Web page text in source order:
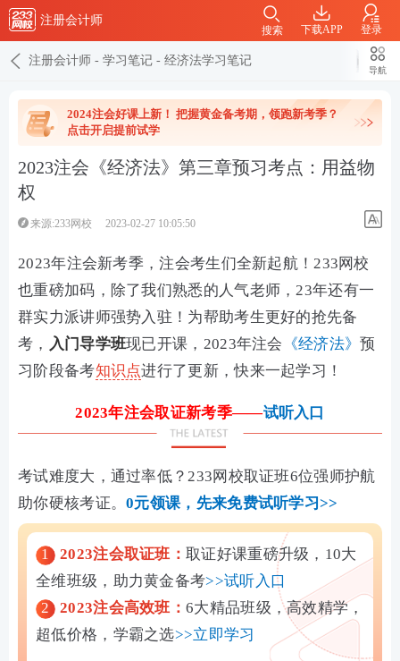
注册会计师
下载APP 登录
搜索
注册会计师 - 学习笔记 - 经济法学习笔记
导航
2024注会好课上新！ 把握黄金备考期，领跑新考季？
点击开启提前试学
2023注会《经济法》第三章预习考点：用益物
权
来源:233网校 2023-02-27 10:05:50
2023年注会新考季，注会考生们全新起航！233网校
也重磅加码，除了我们熟悉的人气老师，23年还有一
群实力派讲师强势入驻！为帮助考生更好的抢先备
考， 入门导学班现已开课，2023年注会 《经济法》预
习阶段备考知识点进行了更新，快来一起学习！
2023年注会取证新考季——试听入口
考试难度大，通过率低？233网校取证班6位强师护航
助你硬核考证。0元领课，先来免费试听学习>>
1 2023注会取证班： 取证好课重磅升级，10大
全维班级，助力黄金备考>>试听入口
2
2023注会高效班： 6大精品班级，高效精学，
超低价格，学霸之选>>立即学习